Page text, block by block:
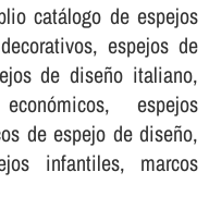
catálogo de espejos
espejos de
de diseño italiano,
espejos
de espejo de diseño,
infantiles, marcos